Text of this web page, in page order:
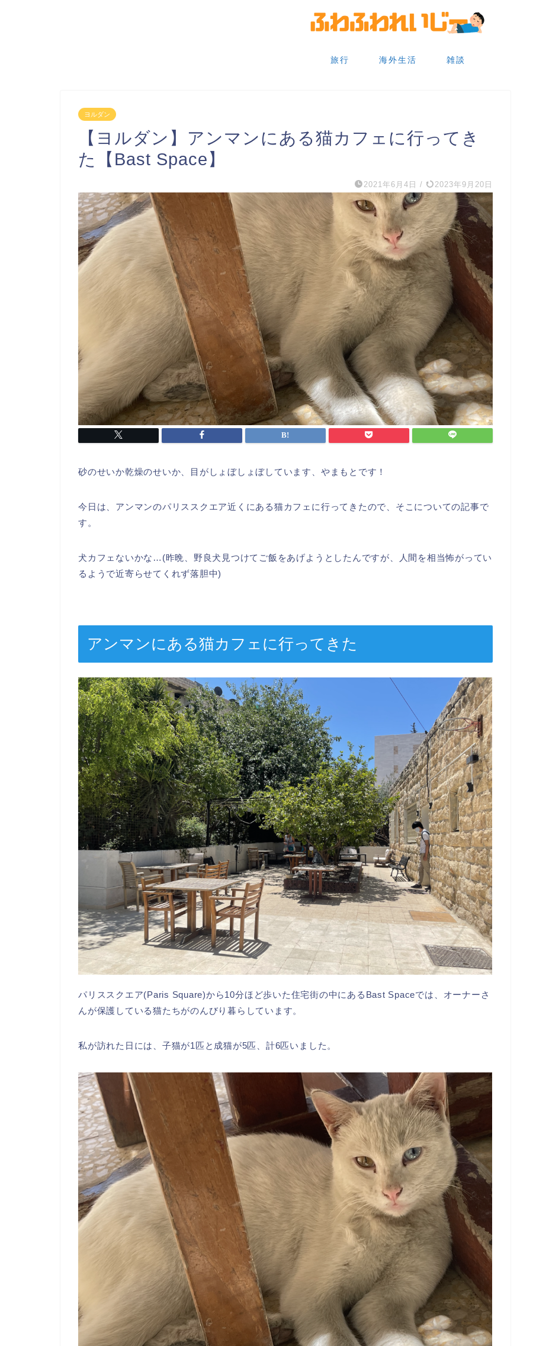
旅行 海外生活 雑談
ヨルダン
【ヨルダン】アンマンにある猫カフェに行ってき
た【Bast Space】
2021年6月4日 / 2023年9月20日
砂のせいか乾燥のせいか、目がしょぼしょぼしています、やまもとです！
今日は、アンマンのパリススクエア近くにある猫カフェに行ってきたので、そこについての記事で
す。
犬カフェないかな…(昨晩、野良犬見つけてご飯をあげようとしたんですが、人間を相当怖がってい
るようで近寄らせてくれず落胆中)
アンマンにある猫カフェに行ってきた
パリススクエア(Paris Square)から10分ほど歩いた住宅街の中にあるBast Spaceでは、オーナーさ
んが保護している猫たちがのんびり暮らしています。
私が訪れた日には、子猫が1匹と成猫が5匹、計6匹いました。